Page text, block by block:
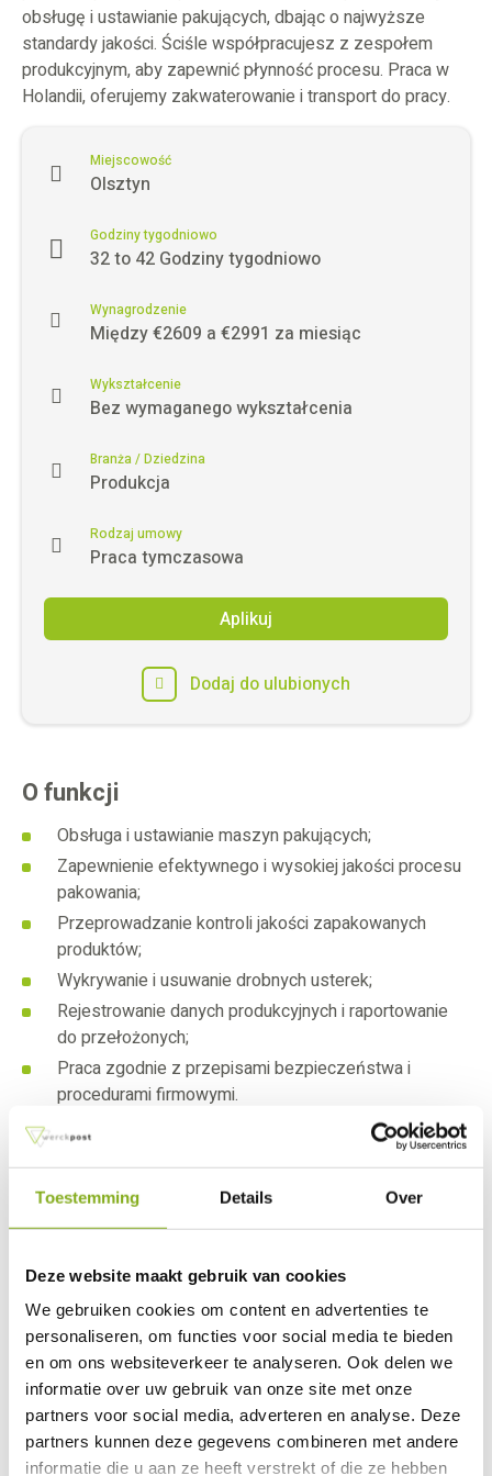
Toestemming Details Over
Deze website maakt gebruik van cookies
We gebruiken cookies om content en advertenties te
personaliseren, om functies voor social media te bieden
en om ons websiteverkeer te analyseren. Ook delen we
informatie over uw gebruik van onze site met onze
partners voor social media, adverteren en analyse. Deze
partners kunnen deze gegevens combineren met andere
informatie die u aan ze heeft verstrekt of die ze hebben
obsługę i ustawianie pakujących, dbając o najwyższe
standardy jakości. Ściśle współpracujesz z zespołem
produkcyjnym, aby zapewnić płynność procesu. Praca w
Holandii, oferujemy zakwaterowanie i transport do pracy.
Miejscowość
Olsztyn
Godziny tygodniowo
32 to 42 Godziny tygodniowo
Wynagrodzenie
Między €2609 a €2991 za miesiąc
Wykształcenie
Bez wymaganego wykształcenia
Branża / Dziedzina
Produkcja
Rodzaj umowy
Praca tymczasowa
Aplikuj
Dodaj do ulubionych
O funkcji
Obsługa i ustawianie maszyn pakujących;
Zapewnienie efektywnego i wysokiej jakości procesu
pakowania;
Przeprowadzanie kontroli jakości zapakowanych
produktów;
Wykrywanie i usuwanie drobnych usterek;
Rejestrowanie danych produkcyjnych i raportowanie
do przełożonych;
Praca zgodnie z przepisami bezpieczeństwa i
procedurami firmowymi.
Co oferujemy
Wynagrodzenie brutto od € 2.608,- do € 2.991,- (skala
C) miesięcznie przy 38-godzinnym tygodniu pracy,
zależności od Twojej wiedzy i doświadczenia;
8% dodatku urlopowego;
26 dni urlopu rocznie;
Plan emerytalny;
Możliwość stałego zatrudnienia;
Pracę w dynamicznie rozwijającej się firmie;
Miesięczne spotkania integracyjne z zespołem i